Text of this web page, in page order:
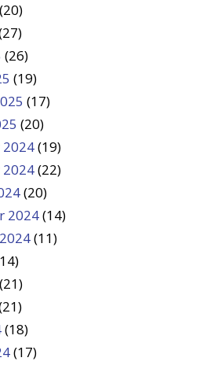
(20)
(26)
(19)
(17)
(20)
(19)
2024(22)
(20)
2024(14)
(11)
(21)
(18)
(17)